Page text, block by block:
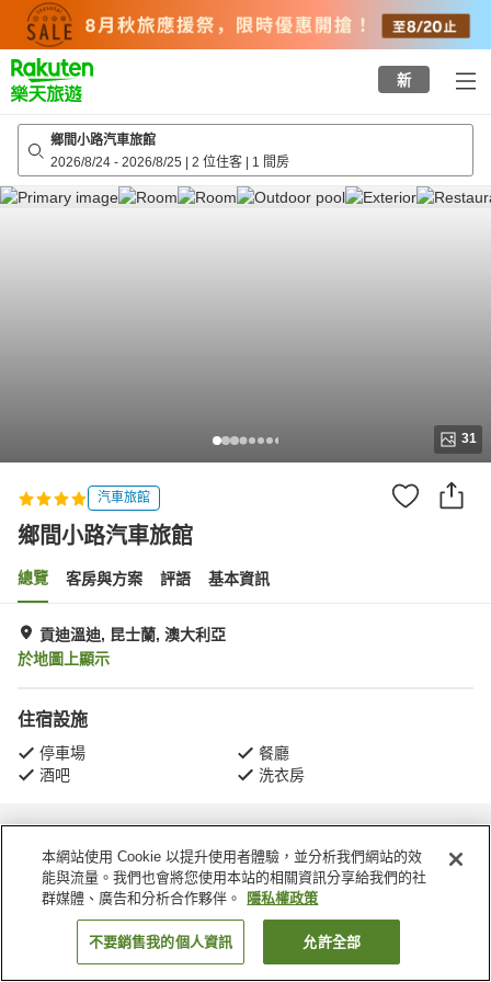
top
page
新
鄉間小路汽車旅館
2026/8/24 - 2026/8/25 | 2 位住客 | 1 間房
31
汽車旅館
鄉間小路汽車旅館
總覽 客房與方案 評語 基本資訊
貢迪溫迪, 昆士蘭, 澳大利亞
於地圖上顯示
住宿設施
停車場
餐廳
酒吧
洗衣房
首頁 澳大利亞 昆士蘭 貢迪溫迪 鄉間小路汽車旅館
找客房
本網站使用 Cookie 以提升使用者體驗，並分析我們網站的效
能與流量。我們也會將您使用本站的相關資訊分享給我們的社
群媒體、廣告和分析合作夥伴。
隱私權政策
不要銷售我的個人資訊 允許全部